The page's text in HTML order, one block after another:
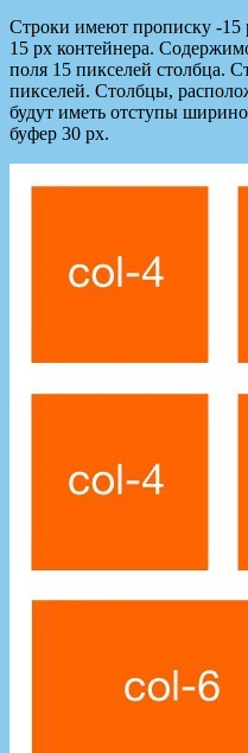
Строки имеют прописку -15
15 px контейнера.
поля 15 пикселей столбца.
пикселей. Столбцы,
будут иметь отступы
буфер 30 px.